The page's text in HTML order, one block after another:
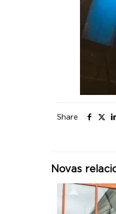
Share
Novas